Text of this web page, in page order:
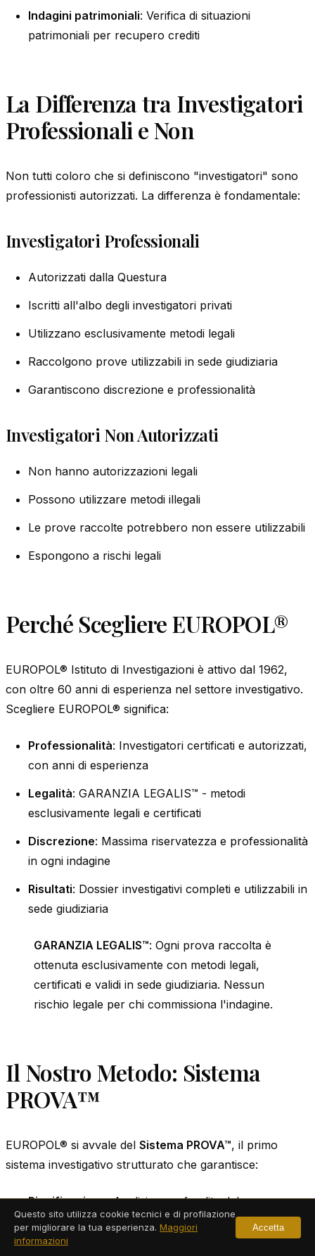
Indagini patrimoniali: Verifica di situazioni
patrimoniali per recupero crediti
La Differenza tra Investigatori
Professionali e Non
Non tutti coloro che si definiscono "investigatori" sono
professionisti autorizzati. La differenza è fondamentale:
Investigatori Professionali
Autorizzati dalla Questura
Iscritti all'albo degli investigatori privati
Utilizzano esclusivamente metodi legali
Raccolgono prove utilizzabili in sede giudiziaria
Garantiscono discrezione e professionalità
Investigatori Non Autorizzati
Non hanno autorizzazioni legali
Possono utilizzare metodi illegali
Le prove raccolte potrebbero non essere utilizzabili
Espongono a rischi legali
Perché Scegliere EUROPOL®
EUROPOL® Istituto di Investigazioni è attivo dal 1962,
con oltre 60 anni di esperienza nel settore investigativo.
Scegliere EUROPOL® significa:
Professionalità: Investigatori certificati e autorizzati,
con anni di esperienza
Legalità: GARANZIA LEGALIS™ - metodi
esclusivamente legali e certificati
Discrezione: Massima riservatezza e professionalità
in ogni indagine
Risultati: Dossier investigativi completi e utilizzabili in
sede giudiziaria
GARANZIA LEGALIS™: Ogni prova raccolta è
ottenuta esclusivamente con metodi legali,
certificati e validi in sede giudiziaria. Nessun
rischio legale per chi commissiona l'indagine.
Il Nostro Metodo: Sistema
PROVA™
EUROPOL® si avvale del Sistema PROVA™, il primo
sistema investigativo strutturato che garantisce:
Pianificazione: Analisi approfondita del caso e
sviluppo di strategia personalizzata
Raccolta informazioni
Questo sito utilizza cookie tecnici e di profilazione
per migliorare la tua esperienza. Maggiori
informazioni
Accetta